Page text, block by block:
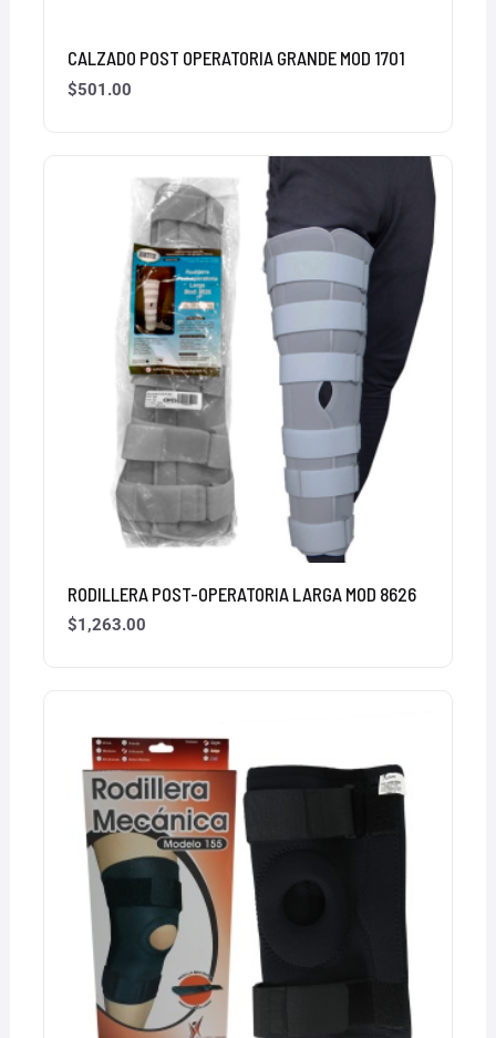
CALZADO POST OPERATORIA GRANDE MOD 1701
$501.00
RODILLERA POST-OPERATORIA LARGA MOD 8626
$1,263.00